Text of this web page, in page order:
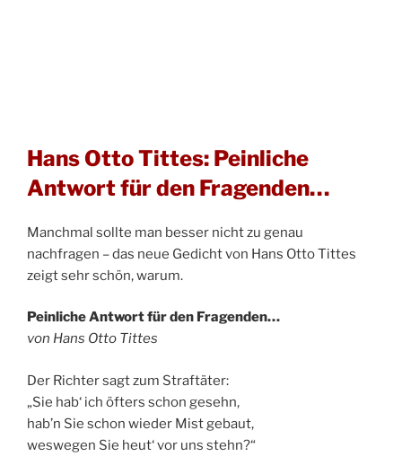
Hans Otto Tittes: Peinliche
Antwort für den Fragenden…
Manchmal sollte man besser nicht zu genau
nachfragen – das neue Gedicht von Hans Otto Tittes
zeigt sehr schön, warum.
Peinliche Antwort für den Fragenden…
von Hans Otto Tittes
Der Richter sagt zum Straftäter:
„Sie hab‘ ich öfters schon gesehn,
hab’n Sie schon wieder Mist gebaut,
weswegen Sie heut‘ vor uns stehn?“